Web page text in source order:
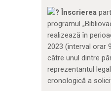
Înscrierea
programul
realizează în
2023 (interval orar
către unul dintre
reprezentantul
cronologică a